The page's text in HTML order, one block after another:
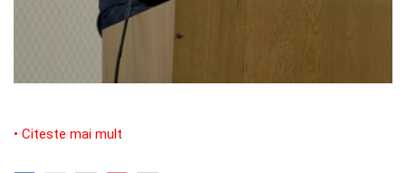
• Citeste mai mult